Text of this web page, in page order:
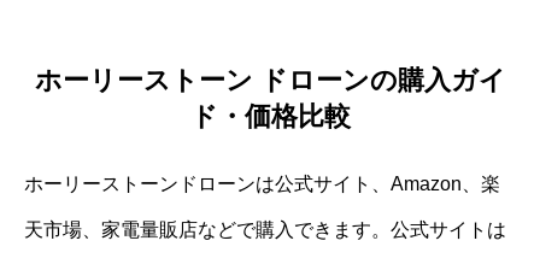
ホーリーストーン ドローンの購入ガイ
ド・価格比較
ホーリーストーンドローンは公式サイト、Amazon、楽
天市場、家電量販店などで購入できます。公式サイトは